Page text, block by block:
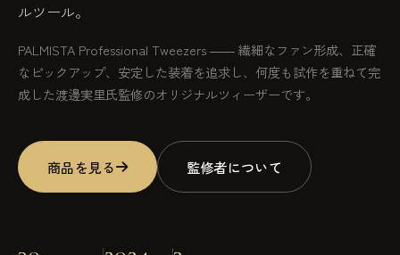
ルツール。
PALMISTA Professional Tweezers ―― 繊細なファン形成、正確
なピックアップ、安定した装着を追求し、何度も試作を重ねて完
成した渡邊実里氏監修のオリジナルツィーザーです。
商品を見る 監修者について